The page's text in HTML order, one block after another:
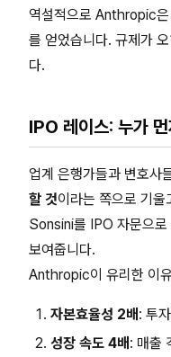
역설적으로 Anthropic은
를 얻었습니다. 규제가
다.
IPO 레이스: 누가
업계 은행가들과 변호사
할 것이라는 쪽으로 기
Sonsini를 IPO 자문으로
보여줍니다.
Anthropic이 유리한 이
자본효율성 2배 : 투
성장 속도 4배 : 매출